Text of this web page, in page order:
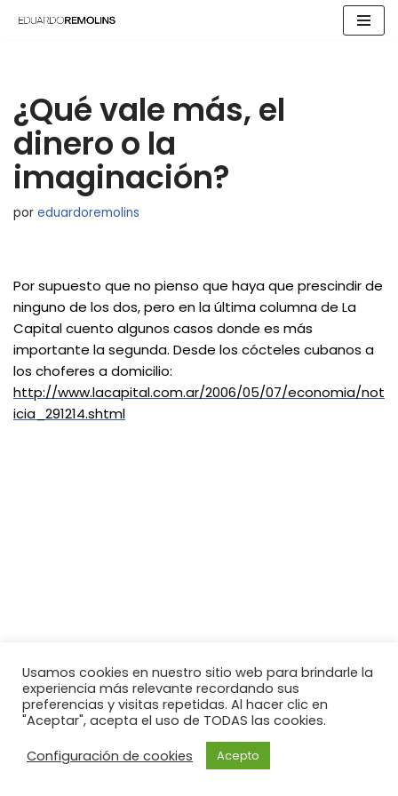
¿Qué vale más, el
dinero o la
imaginación?
por eduardoremolins
Por supuesto que no pienso que haya que prescindir de
ninguno de los dos, pero en la última columna de La
Capital cuento algunos casos donde es más
importante la segunda. Desde los cócteles cubanos a
los choferes a domicilio:
http://www.lacapital.com.ar/2006/05/07/economia/not
icia_291214.shtml
Usamos cookies en nuestro sitio web para brindarle la
experiencia más relevante recordando sus
preferencias y visitas repetidas. Al hacer clic en
"Aceptar", acepta el uso de TODAS las cookies.
Configuración de cookies
Acepto